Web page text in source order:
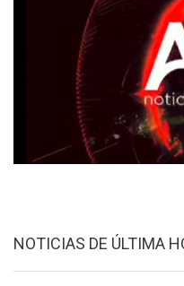
NOTICIAS DE ÚLTIMA